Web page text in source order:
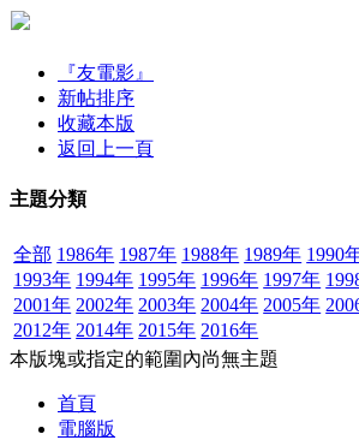
『友電影』
新帖排序
收藏本版
返回上一頁
主題分類
全部 1986年 1987年 1988年 1989年 1990
1993年 1994年 1995年 1996年 1997年
2001年 2002年 2003年 2004年 2005年
2012年 2014年 2015年 2016年
本版塊或指定的範圍內尚無主題
首頁
電腦版